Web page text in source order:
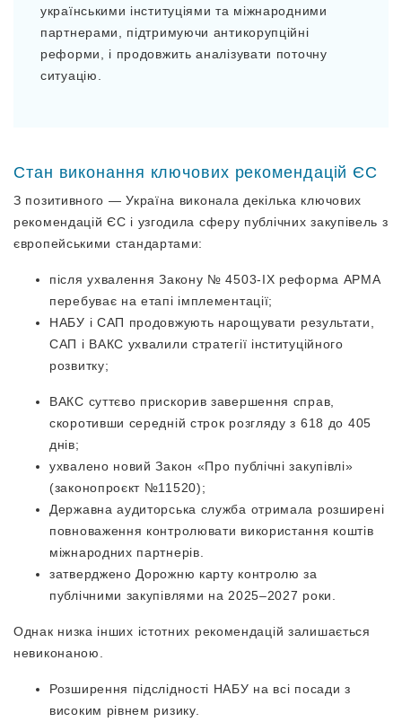
українськими інституціями та міжнародними
партнерами, підтримуючи антикорупційні
реформи, і продовжить аналізувати поточну
ситуацію.
Стан виконання ключових рекомендацій ЄС
З позитивного — Україна виконала декілька ключових
рекомендацій ЄС і узгодила сферу публічних закупівель з
європейськими стандартами:
після ухвалення Закону № 4503-IX реформа АРМА
перебуває на етапі імплементації;
НАБУ і САП продовжують нарощувати результати,
САП і ВАКС ухвалили стратегії інституційного
розвитку;
ВАКС суттєво прискорив завершення справ,
скоротивши середній строк розгляду з 618 до 405
днів;
ухвалено новий Закон «Про публічні закупівлі»
(законопроєкт №11520);
Державна аудиторська служба отримала розширені
повноваження контролювати використання коштів
міжнародних партнерів.
затверджено Дорожню карту контролю за
публічними закупівлями на 2025–2027 роки.
Однак низка інших істотних рекомендацій залишається
невиконаною.
Розширення підслідності НАБУ на всі посади з
високим рівнем ризику.